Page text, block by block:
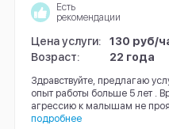
Есть
рекомендации
Цена услуги:
130 руб/
Возраст:
22 года
Здравствуйте, предлагаю
опыт работы больше 5 лет .
агрессию к малышам не
подробнее